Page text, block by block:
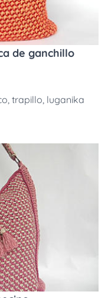
de ganchillo
, trapillo, luganika